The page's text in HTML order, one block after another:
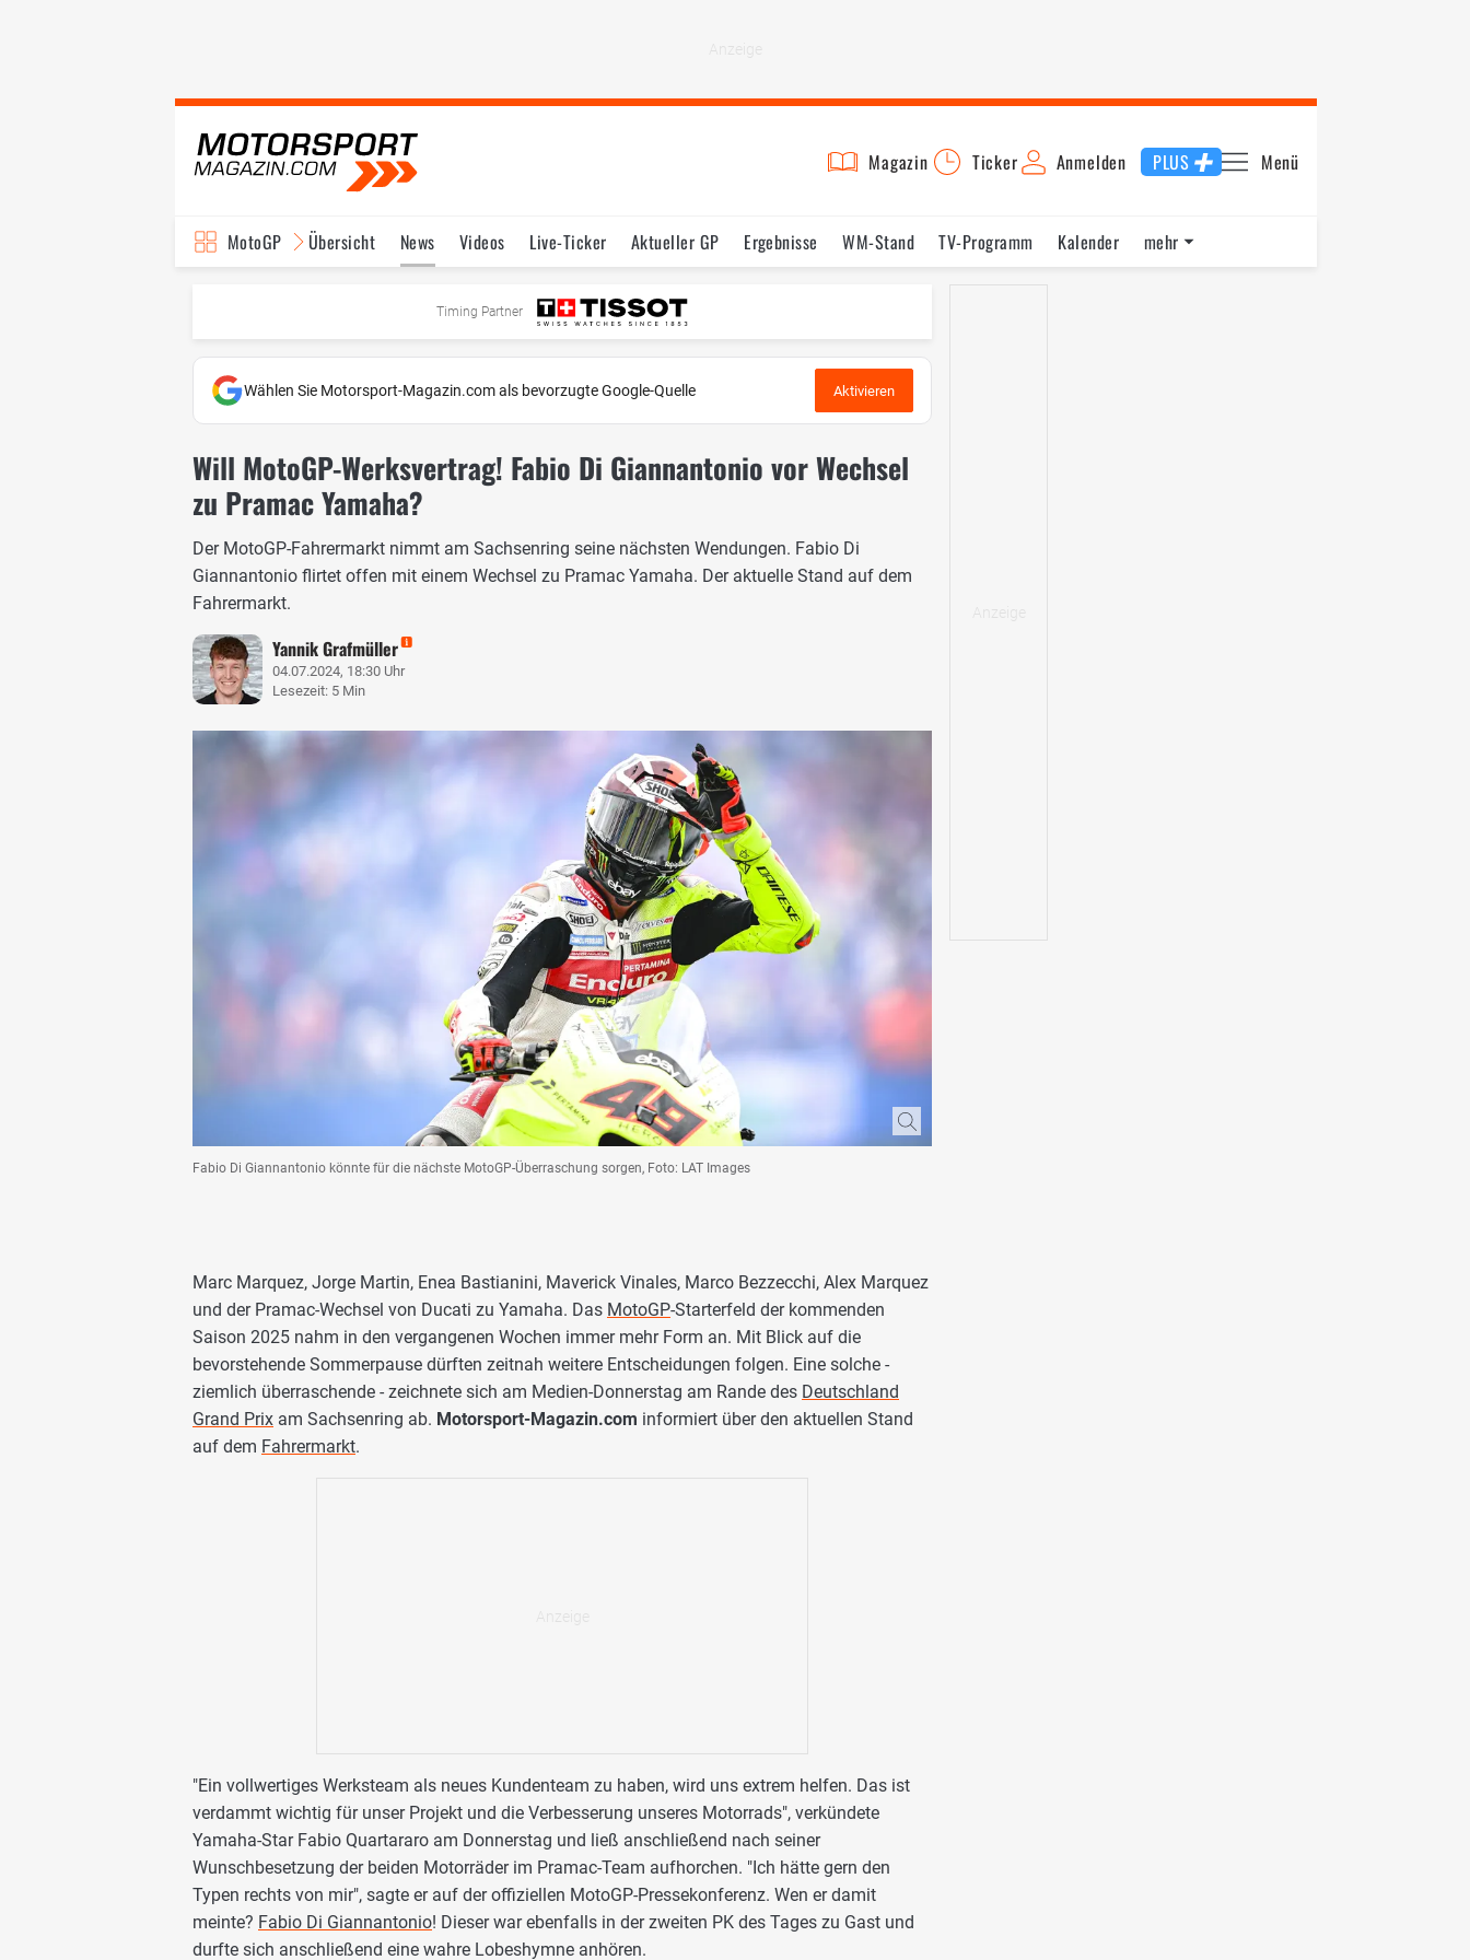
Magazin Ticker Anmelden PLUS Menü
MotoGP Übersicht News Videos Live-Ticker Aktueller GP Ergebnisse WM-Stand TV-Programm
Kalender
Testfahrten Reglement
mehr
Timing Partner
Wählen Sie Motorsport-Magazin.com als bevorzugte Google-Quelle Aktivieren
Will MotoGP-Werksvertrag! Fabio Di Giannantonio vor Wechsel
zu Pramac Yamaha?
Der MotoGP-Fahrermarkt nimmt am Sachsenring seine nächsten Wendungen. Fabio Di
Giannantonio flirtet offen mit einem Wechsel zu Pramac Yamaha. Der aktuelle Stand auf dem
Fahrermarkt.
Yannik Grafmüller
04.07.2024, 18:30 Uhr
Lesezeit: 5 Min
Fabio Di Giannantonio könnte für die nächste MotoGP-Überraschung sorgen, Foto: LAT Images
Marc Marquez, Jorge Martin, Enea Bastianini, Maverick Vinales, Marco Bezzecchi, Alex Marquez
und der Pramac-Wechsel von Ducati zu Yamaha. Das MotoGP-Starterfeld der kommenden
Saison 2025 nahm in den vergangenen Wochen immer mehr Form an. Mit Blick auf die
bevorstehende Sommerpause dürften zeitnah weitere Entscheidungen folgen. Eine solche -
ziemlich überraschende - zeichnete sich am Medien-Donnerstag am Rande des Deutschland
Grand Prix am Sachsenring ab. Motorsport-Magazin.com informiert über den aktuellen Stand
auf dem Fahrermarkt.
"Ein vollwertiges Werksteam als neues Kundenteam zu haben, wird uns extrem helfen. Das ist
verdammt wichtig für unser Projekt und die Verbesserung unseres Motorrads", verkündete
Yamaha-Star Fabio Quartararo am Donnerstag und ließ anschließend nach seiner
Wunschbesetzung der beiden Motorräder im Pramac-Team aufhorchen. "Ich hätte gern den
Typen rechts von mir", sagte er auf der offiziellen MotoGP-Pressekonferenz. Wen er damit
meinte? Fabio Di Giannantonio! Dieser war ebenfalls in der zweiten PK des Tages zu Gast und
durfte sich anschließend eine wahre Lobeshymne anhören.